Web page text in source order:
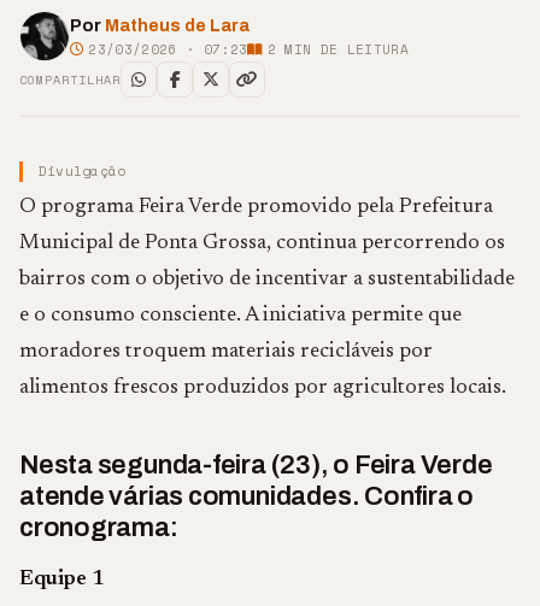
Por Matheus de Lara
23/03/2026 · 07:23 2 MIN DE LEITURA
COMPARTILHAR
Divulgação
O programa Feira Verde promovido pela Prefeitura
Municipal de Ponta Grossa, continua percorrendo os
bairros com o objetivo de incentivar a sustentabilidade
e o consumo consciente. A iniciativa permite que
moradores troquem materiais recicláveis por
alimentos frescos produzidos por agricultores locais.
Nesta segunda-feira (23), o Feira Verde
atende várias comunidades. Confira o
cronograma:
Equipe 1